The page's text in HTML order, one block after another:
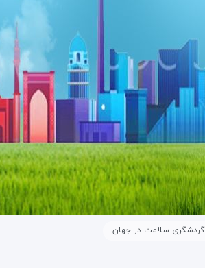
گردشگری سلامت در جهان